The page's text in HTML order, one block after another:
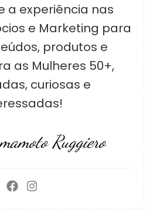
a experiência nas
e Marketing para
produtos e
as Mulheres 50+,
curiosas e
Ruggiero